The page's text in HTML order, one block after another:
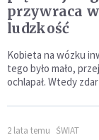
przywraca
ludzkość
Kobieta na wózku
tego było mało,
ochlapał. Wtedy
2 lata temu ŚWIAT